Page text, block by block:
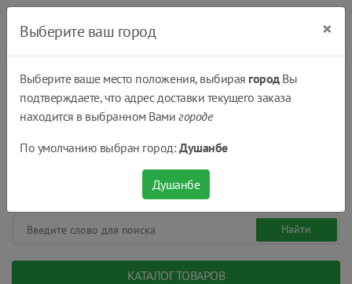
КАТАЛОГ ТОВАРОВ
Выберите ваш город ×
Выберите ваше место положения, выбирая городВы
подтверждаете, что адрес доставки текущего заказа
находится в выбранном Вамигороде
По умолчанию выбран город:Душанбе
Душанбе